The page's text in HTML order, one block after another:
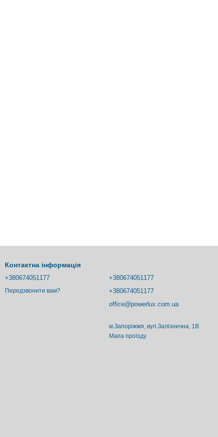
Контактна інформація
+380674051177
Передзвонити вам?
+380674051177
+380674051177
office@powerlux.com.ua
м.Запоріжжя, вул.Залізнична, 1В
Мапа проїзду